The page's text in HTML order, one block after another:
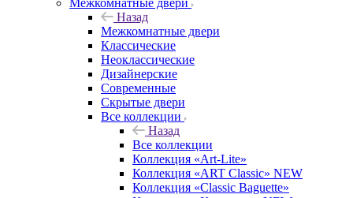
Межкомнатные двери
Назад
Межкомнатные двери
Классические
Неоклассические
Дизайнерские
Современные
Скрытые двери
Все коллекции
Назад
Все коллекции
Коллекция «Art-Lite»
Коллекция «ART Classic» NEW
Коллекция «Classic Baguette»